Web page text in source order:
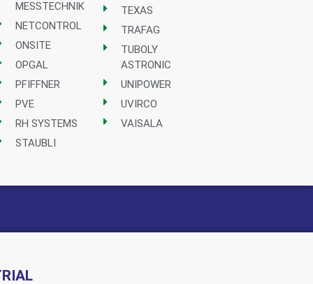
MESSTECHNIK
NETCONTROL
ONSITE
OPGAL
PFIFFNER
PVE
RH SYSTEMS
STAUBLI
TEXAS
TRAFAG
TUBOLY
ASTRONIC
UNIPOWER
UVIRCO
VAISALA